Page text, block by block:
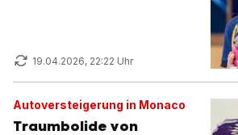
19.04.2026, 22:22 Uhr
Autoversteigerung in Monaco
Traumbolide von